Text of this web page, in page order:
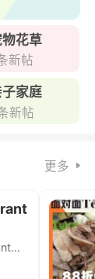
物花草
新帖
子家庭
新帖
更多
巴黎Yinan & Hugo restaurant除简餐类全场8折